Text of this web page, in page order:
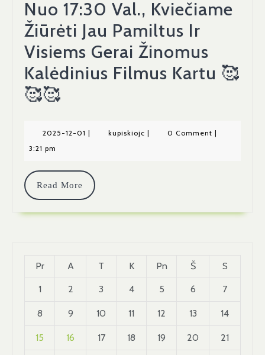
Nuo 17:30 Val., Kviečiame
Žiūrėti Jau Pamiltus Ir
Visiems Gerai Žinomus
Kalėdinius Filmus Kartu 🥰
🥰🥰
Nuo
Val.,
Kviečiame
Žiūrėti
Pamiltus
Ir
Visiems
Gerai
2025-12-01 2025-
| kupiskiojc kupiskiojc
| 0 Comment |
3:21 pm
Read More
Read
Pr A T K Pn Š S
1 2 3 4 5 6 7
8 9 10 11 12 13 14
15 16 17 18 19 20 21